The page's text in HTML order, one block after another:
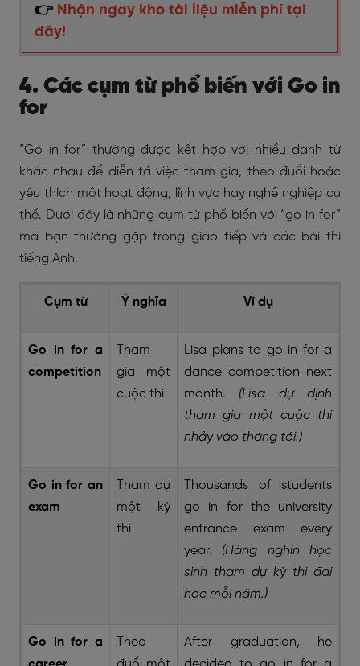
👉 Nhận ngay kho tài liệu miễn phí tại
đây!
4. Các cụm từ phổ biến với Go in
for
“Go in for” thường được kết hợp với nhiều danh từ
khác nhau để diễn tả việc tham gia, theo đuổi hoặc
yêu thích một hoạt động, lĩnh vực hay nghề nghiệp cụ
thể. Dưới đây là những cụm từ phổ biến với “go in for”
mà bạn thường gặp trong giao tiếp và các bài thi
tiếng Anh.
Cụm từ Ý nghĩa Ví dụ
Go in for a
competition
Tham
gia một
cuộc thi
Lisa plans to go in for a
dance competition next
month. (Lisa dự định
tham gia một cuộc thi
nhảy vào tháng tới.)
Go in for an
exam
Tham dự
một kỳ
thi
Thousands of students
go in for the university
entrance exam every
year. (Hàng nghìn học
sinh tham dự kỳ thi đại
học mỗi năm.)
Go in for a
Theo
After graduation, he